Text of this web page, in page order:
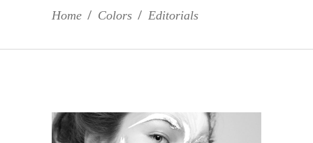
Home / Colors / Editorials